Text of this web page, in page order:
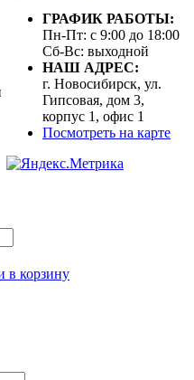
ГРАФИК РАБОТЫ:
Пн-Пт: с 9:00 до 18:00
Сб-Вс: выходной
НАШ АДРЕС:
г. Новосибирск, ул.
Гипсовая, дом 3,
корпус 1, офис 1
Посмотреть на карте
в корзину